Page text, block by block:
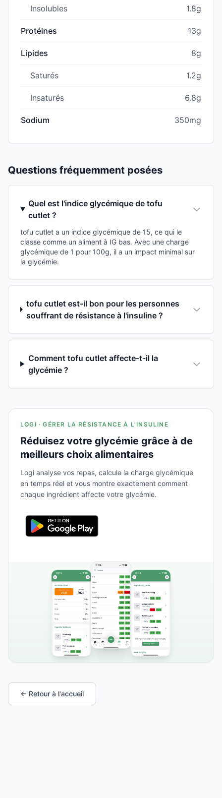
Insolubles 1.8g
Protéines 13g
Lipides 8g
Saturés 1.2g
Insaturés 6.8g
Sodium 350mg
Questions fréquemment posées
Quel est l'indice glycémique de tofu
cutlet ?
tofu cutlet a un indice glycémique de 15, ce qui le
classe comme un aliment à IG bas. Avec une charge
glycémique de 1 pour 100g, il a un impact minimal sur
la glycémie.
tofu cutlet est-il bon pour les personnes
souffrant de résistance à l'insuline ?
Comment tofu cutlet affecte-t-il la
glycémie ?
LOGI · GÉRER LA RÉSISTANCE À L'INSULINE
Réduisez votre glycémie grâce à de
meilleurs choix alimentaires
Logi analyse vos repas, calcule la charge glycémique
en temps réel et vous montre exactement comment
chaque ingrédient affecte votre glycémie.
← Retour à l'accueil